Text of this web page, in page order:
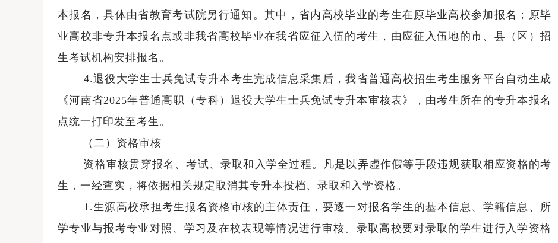
本报名，具体由省教育考试院另行通知。其中，省内高校毕业的考生在原毕业高校参加报名；原毕
业高校非专升本报名点或非我省高校毕业在我省应征入伍的考生，由应征入伍地的市、县（区）招
生考试机构安排报名。
4.退役大学生士兵免试专升本考生完成信息采集后，我省普通高校招生考生服务平台自动生成
《河南省2025年普通高职（专科）退役大学生士兵免试专升本审核表》，由考生所在的专升本报名
点统一打印发至考生。
（二）资格审核
资格审核贯穿报名、考试、录取和入学全过程。凡是以弄虚作假等手段违规获取相应资格的考
生，一经查实，将依据相关规定取消其专升本投档、录取和入学资格。
1.生源高校承担考生报名资格审核的主体责任，要逐一对报名学生的基本信息、学籍信息、所
学专业与报考专业对照、学习及在校表现等情况进行审核。录取高校要对录取的学生进行入学资格